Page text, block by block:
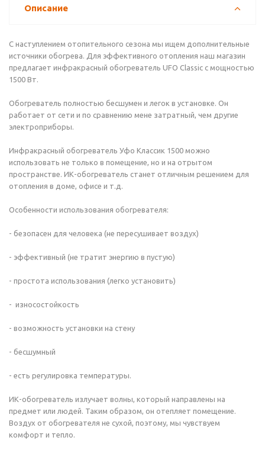
Описание
С наступлением отопительного сезона мы ищем дополнительные
источники обогрева. Для эффективного отопления наш магазин
предлагает инфракрасный обогреватель UFO Classic с мощностью
1500 Вт.
Обогреватель полностью бесшумен и легок в установке. Он
работает от сети и по сравнению мене затратный, чем другие
электроприборы.
Инфракрасный обогреватель Уфо Классик 1500 можно
использовать не только в помещение, но и на отрытом
пространстве. ИК-обогреватель станет отличным решением для
отопления в доме, офисе и т.д.
Особенности использования обогревателя:
- безопасен для человека (не пересушивает воздух)
- эффективный (не тратит энергию в пустую)
- простота использования (легко установить)
- износостойкость
- возможность установки на стену
- бесшумный
- есть регулировка температуры.
ИК-обогреватель излучает волны, который направлены на
предмет или людей. Таким образом, он отепляет помещение.
Воздух от обогревателя не сухой, поэтому, мы чувствуем
комфорт и тепло.